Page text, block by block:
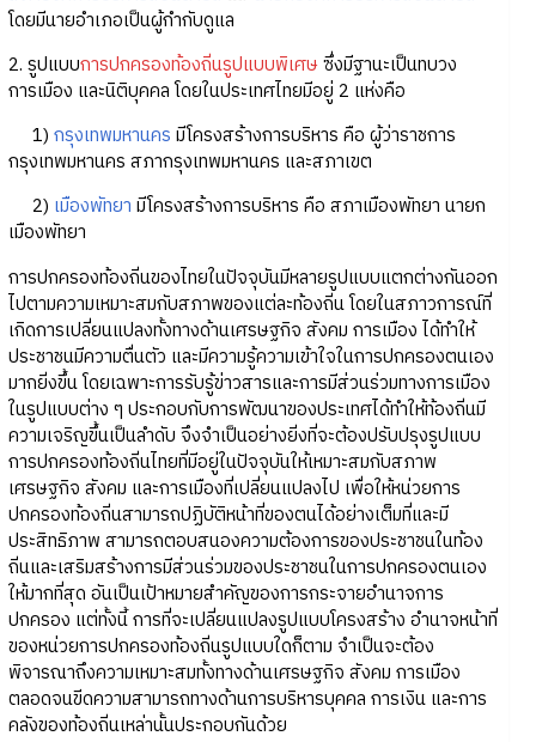
โดยมีนายอำเภอเป็นผู้กำกับดูแล
2. รูปแบบการปกครองท้องถิ่นรูปแบบพิเศษซึ่งมีฐานะเป็นทบวง
การเมือง และนิติบุคคล โดยในประเทศไทยมีอยู่ 2 แห่งคือ
1) กรุงเทพมหานคร มีโครงสร้างการบริหาร คือ ผู้ว่าราชการ
กรุงเทพมหานคร สภากรุงเทพมหานคร และสภาเขต
2) เมืองพัทยา มีโครงสร้างการบริหาร คือ สภาเมืองพัทยา นายก
เมืองพัทยา
การปกครองท้องถิ่นของไทยในปัจจุบันมีหลายรูปแบบแตกต่างกันออก
ไปตามความเหมาะสมกับสภาพของแต่ละท้องถิ่น โดยในสภาวการณ์ที่
เกิดการเปลี่ยนแปลงทั้งทางด้านเศรษฐกิจ สังคม การเมือง ได้ทำให้
ประชาชนมีความตื่นตัว และมีความรู้ความเข้าใจในการปกครองตนเอง
มากยิ่งขึ้น โดยเฉพาะการรับรู้ข่าวสารและการมีส่วนร่วมทางการเมือง
ในรูปแบบต่าง ๆ ประกอบกับการพัฒนาของประเทศได้ทำให้ท้องถิ่นมี
ความเจริญขึ้นเป็นลำดับ จึงจำเป็นอย่างยิ่งที่จะต้องปรับปรุงรูปแบบ
การปกครองท้องถิ่นไทยที่มีอยู่ในปัจจุบันให้เหมาะสมกับสภาพ
เศรษฐกิจ สังคม และการเมืองที่เปลี่ยนแปลงไป เพื่อให้หน่วยการ
ปกครองท้องถิ่นสามารถปฏิบัติหน้าที่ของตนได้อย่างเต็มที่และมี
ประสิทธิภาพ สามารถตอบสนองความต้องการของประชาชนในท้อง
ถิ่นและเสริมสร้างการมีส่วนร่วมของประชาชนในการปกครองตนเอง
ให้มากที่สุด อันเป็นเป้าหมายสำคัญของการกระจายอำนาจการ
ปกครอง แต่ทั้งนี้ การที่จะเปลี่ยนแปลงรูปแบบโครงสร้าง อำนาจหน้าที่
ของหน่วยการปกครองท้องถิ่นรูปแบบใดก็ตาม จำเป็นจะต้อง
พิจารณาถึงความเหมาะสมทั้งทางด้านเศรษฐกิจ สังคม การเมือง
ตลอดจนขีดความสามารถทางด้านการบริหารบุคคล การเงิน และการ
คลังของท้องถิ่นเหล่านั้นประกอบกันด้วย